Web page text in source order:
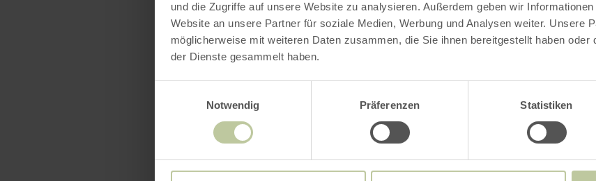
und die Zugriffe auf unsere Website zu analysieren. Außerdem geben wir
Website an unsere Partner für soziale Medien, Werbung und Analysen weiter. Unsere
möglicherweise mit weiteren Daten zusammen, die Sie ihnen bereitgestellt haben
der Dienste gesammelt haben.
Notwendig
Präferenzen Statistiken